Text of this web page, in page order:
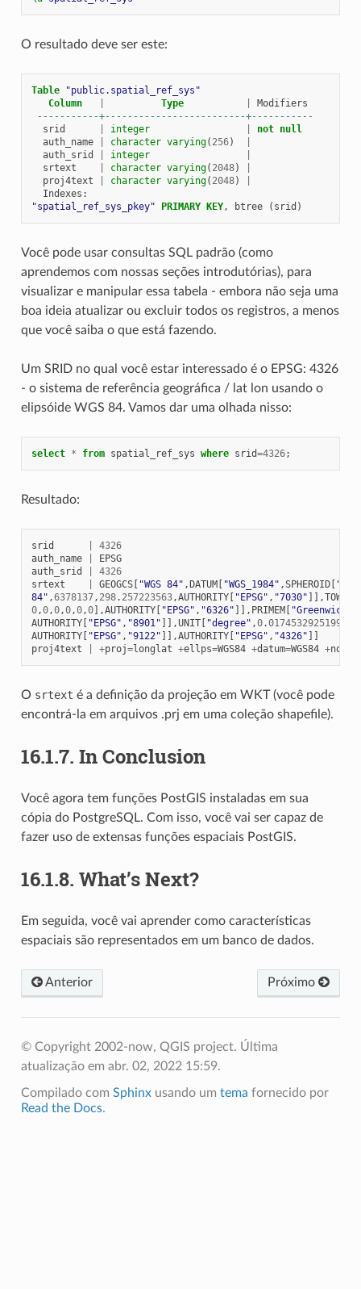
O resultado deve ser este:
Table
"public.spatial_ref_sys"
Column
Type
Modifiers
-----------+-------------------------+-----------
srid
integer not null
auth_name
character varying( 256)
auth_srid
integer
srtext
character varying( 2048)
proj4text
character varying( 2048)
Indexes :
"spatial_ref_sys_pkey"
PRIMARY KEY, btree ( srid )
Você pode usar consultas SQL padrão (como
aprendemos com nossas seções introdutórias), para
visualizar e manipular essa tabela - embora não seja uma
boa ideia atualizar ou excluir todos os registros, a menos
que você saiba o que está fazendo.
Um SRID no qual você estar interessado é o EPSG: 4326
- o sistema de referência geográfica / lat lon usando o
elipsóide WGS 84. Vamos dar uma olhada nisso:
select * from spatial_ref_sys where srid=4326;
Resultado:
srid
4326
auth_name
EPSG
auth_srid
4326
srtext
GEOGCS[ "WGS 84" ,DATUM[ "WGS_1984" ,SPHEROID[ "WGS
84" ,6378137, 298. 257223563,AUTHORITY[ "EPSG" , "7030" ]],
0,0,0,0,0,0],AUTHORITY[ "EPSG" , "6326" ]], PRIMEM[ "Greenwich"
AUTHORITY[ "EPSG" , "8901" ]],UNIT[ "degree" ,0.
AUTHORITY[ "EPSG" , "9122" ]],AUTHORITY[ "EPSG" , "4326" ]]
proj4text
+proj=longlat +ellps=WGS84 +datum=WGS84 +
O srtext é a definição da projeção em WKT (você pode
encontrá-la em arquivos .prj em uma coleção shapefile).
16.1.7. In Conclusion
Você agora tem funções PostGIS instaladas em sua
cópia do PostgreSQL. Com isso, você vai ser capaz de
fazer uso de extensas funções espaciais PostGIS.
16.1.8. What’s Next?
Em seguida, você vai aprender como características
espaciais são representados em um banco de dados.
Anterior Próximo
© Copyright 2002-now, QGIS project. Última
atualização em abr. 02, 2022 15:59.
Compilado com Sphinxusando um tema fornecido por
Read the Docs.